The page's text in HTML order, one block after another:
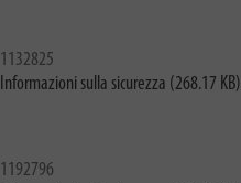
1132825
Informazioni sulla sicurezza (268.17 KB)
1192796